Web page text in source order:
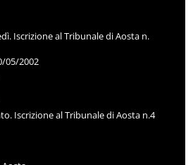
Iscrizione al Tribunale di Aosta n.
05/2002
Iscrizione al Tribunale di Aosta n.4